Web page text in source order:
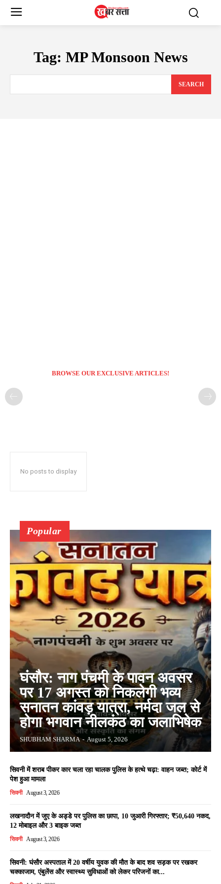
Tag: MP Monsoon News
SEARCH
BROWSE OUR EXCLUSIVE ARTICLES!
No posts to display
Popular
घंसौर: नाग पंचमी के पावन अवसर
पर 17 अगस्त को निकलेगी भव्य
सनातन कांवड़ यात्रा, नर्मदा जल से
होगा भगवान नीलकंठ का जलाभिषेक
SHUBHAM SHARMA - August 5, 2026
सिवनी में शराब पीकर कार चला रहा चालक पुलिस के हत्थे चढ़ा: वाहन जब्त; कोर्ट में
पेश हुआ मामला
सिवनी August 3, 2026
लखनादौन में जुए के अड्डे पर पुलिस का छापा, 10 जुआरी गिरफ्तार; ₹50,640 नकद,
12 मोबाइल और 3 बाइक जब्त
सिवनी August 3, 2026
सिवनी: घंसौर अस्पताल में 20 वर्षीय युवक की मौत के बाद शव सड़क पर रखकर
चक्काजाम, एंबुलेंस और स्वास्थ्य सुविधाओं को लेकर परिजनों का...